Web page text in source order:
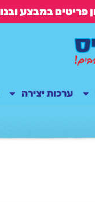
ערכות יצירה